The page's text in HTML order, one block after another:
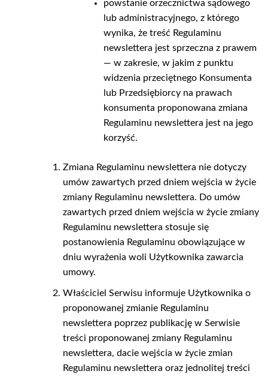
powstanie orzecznictwa sądowego
lub administracyjnego, z którego
wynika, że treść Regulaminu
newslettera jest sprzeczna z prawem
— w zakresie, w jakim z punktu
widzenia przeciętnego Konsumenta
lub Przedsiębiorcy na prawach
konsumenta proponowana zmiana
Regulaminu newslettera jest na jego
korzyść.
Zmiana Regulaminu newslettera nie dotyczy
umów zawartych przed dniem wejścia w życie
zmiany Regulaminu newslettera. Do umów
zawartych przed dniem wejścia w życie zmiany
Regulaminu newslettera stosuje się
postanowienia Regulaminu obowiązujące w
dniu wyrażenia woli Użytkownika zawarcia
umowy.
Właściciel Serwisu informuje Użytkownika o
proponowanej zmianie Regulaminu
newslettera poprzez publikację w Serwisie
treści proponowanej zmiany Regulaminu
newslettera, dacie wejścia w życie zmian
Regulaminu newslettera oraz jednolitej treści